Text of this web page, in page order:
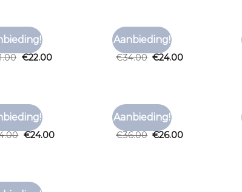
T SHIRT
t shirt
€22.00
Aanbieding!
TNO T SHIRT
tno t shirt
€34.00 €24.00
T SHIRT
t shirt
€24.00
Aanbieding!
TNO T SHIRT
tno t shirt
€36.00 €26.00
T SHIRT